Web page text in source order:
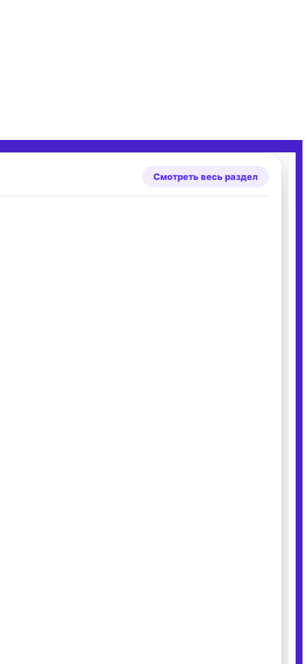
Смотреть весь раздел